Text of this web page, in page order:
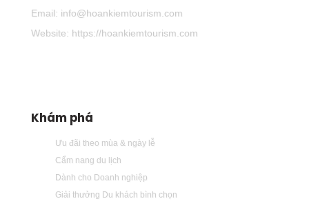
Email: info@hoankiemtourism.com
Website: https://hoankiemtourism.com
Khám phá
Ưu đãi theo mùa & ngày lễ
Cẩm nang du lịch
Dành cho Doanh nghiệp
Giải thưởng Du khách bình chọn